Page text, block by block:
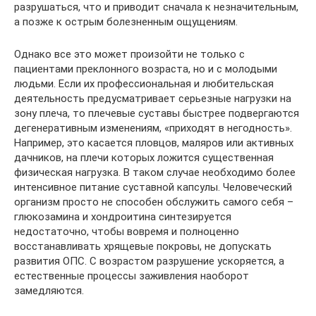
разрушаться, что и приводит сначала к незначительным,
а позже к острым болезненным ощущениям.
Однако все это может произойти не только с
пациентами преклонного возраста, но и с молодыми
людьми. Если их профессиональная и любительская
деятельность предусматривает серьезные нагрузки на
зону плеча, то плечевые суставы быстрее подвергаются
дегенеративным изменениям, «приходят в негодность».
Например, это касается пловцов, маляров или активных
дачников, на плечи которых ложится существенная
физическая нагрузка. В таком случае необходимо более
интенсивное питание суставной капсулы. Человеческий
организм просто не способен обслужить самого себя –
глюкозамина и хондроитина синтезируется
недостаточно, чтобы вовремя и полноценно
восстанавливать хрящевые покровы, не допускать
развития ОПС. С возрастом разрушение ускоряется, а
естественные процессы заживления наоборот
замедляются.